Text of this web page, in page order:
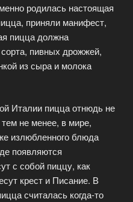
родилась настоящая
приняли манифест,
пицца должна
пивных дрожжей,
из сыра и молока
Италии пицца отнюдь не
не менее, в мире,
излюбленного блюда
появляются
с собой пиццу, как
крест и Писание. В
считалась когда-то